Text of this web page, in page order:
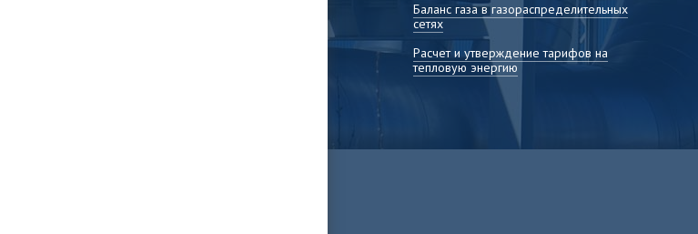
Баланс газа в газораспределительных
сетях
Расчет и утверждение тарифов на
тепловую энергию